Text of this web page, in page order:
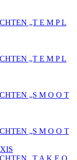
„T E M P L
„T E M P L
„S M O O T
„S M O O T
„T A K E O